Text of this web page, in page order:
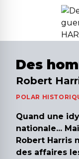
Des
Robert
POLAR
Quand une
nationale...
Robert Harris
des affaires